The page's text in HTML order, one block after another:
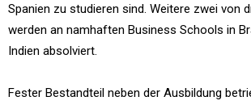
Spanien zu studieren sind. Weitere zwei von
werden an namhaften Business Schools in
Indien absolviert.
Fester Bestandteil neben der Ausbildung